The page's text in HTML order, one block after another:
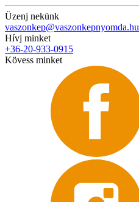
Üzenj nekünk
vaszonkep@vaszonkepnyomda.hu
Hívj minket
+36-20-933-0915
Kövess minket